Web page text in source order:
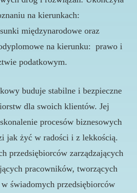
na kierunkach:
międzynarodowe oraz
na kierunku: prawo i
podatkowym.
buduje stabilne i bezpieczne
dla swoich klientów. Jej
procesów biznesowych
jak żyć w radości i z lekkością.
przedsiębiorców zarządzających
pracowników, tworzących
świadomych przedsiębiorców